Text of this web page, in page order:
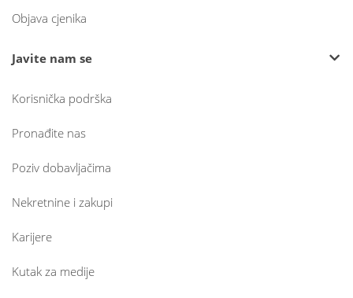
Objava cjenika
Javite nam se
Korisnička podrška
Pronađite nas
Poziv dobavljačima
Nekretnine i zakupi
Karijere
Kutak za medije